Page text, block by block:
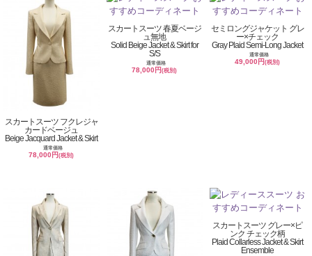
スカートスーツ フクレジャ
カードベージュ
Beige Jacquard Jacket & Skirt
通常価格
78,000円(税別)
スカートスーツ 春夏ベージ
ュ無地
Solid Beige Jacket & Skirt for
S/S
通常価格
78,000円(税別)
セミロングジャケット グレ
ー×チェック
Gray Plaid Semi-Long Jacket
通常価格
49,000円(税別)
スカートスーツ グレー×ピ
ンク チェック柄
Plaid Collarless Jacket & Skirt
Ensemble